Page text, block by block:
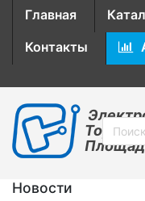
Главная
Контакты
Торговая
Новости